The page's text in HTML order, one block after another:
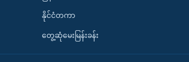
နိုင်ငံတကာ
တွေ့ဆုံမေးမြန်းခန်း